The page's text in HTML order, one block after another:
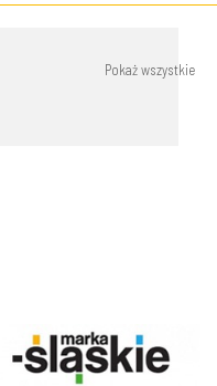
Pokaż wszystkie